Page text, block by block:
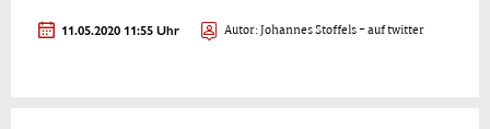
11.05.2020 11:55 Uhr Autor:Johannes Stoffels- auf twitter